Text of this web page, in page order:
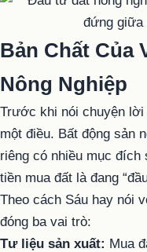
Bản Chất Của
Nông Nghiệp
Trước khi nói chuyện lời
một điều. Bất động sản
riêng có nhiều mục
tiền mua đất là đang
Theo cách Sáu hay nói
đóng ba vai trò:
Tư liệu sản xuất: Mua